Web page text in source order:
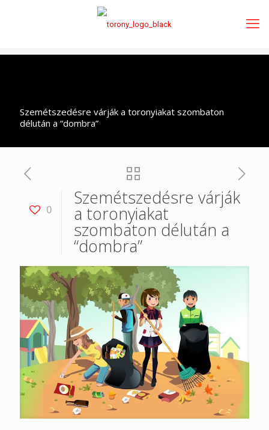
Szemétszedésre várják a toronyiakat szombaton
délután a “dombra”
0
Szemétszedésre várják
a toronyiakat
szombaton délután a
“dombra”